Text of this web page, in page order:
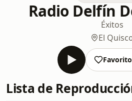
Radio Delfín
Éxitos
El
Lista de